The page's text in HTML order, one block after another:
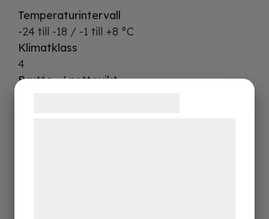
Temperaturintervall
-24 till -18 / -1 till +8 °C
Klimatklass
4
Brutto- / nettovikt